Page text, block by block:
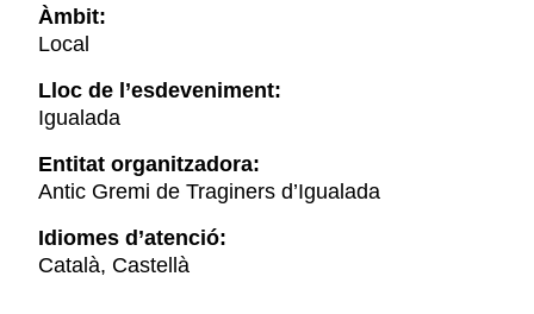
Àmbit:
Local
Lloc de l’esdeveniment:
Igualada
Entitat organitzadora:
Antic Gremi de Traginers d’Igualada
Idiomes d’atenció:
Català, Castellà